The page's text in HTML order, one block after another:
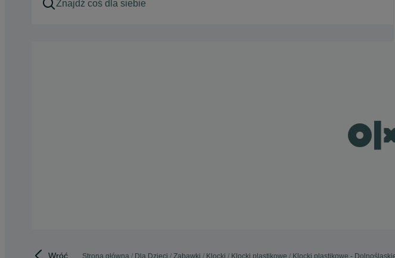
Wróć Strona główna Dla Dzieci Zabawki Klocki Klocki plastikowe Klocki plastikowe -